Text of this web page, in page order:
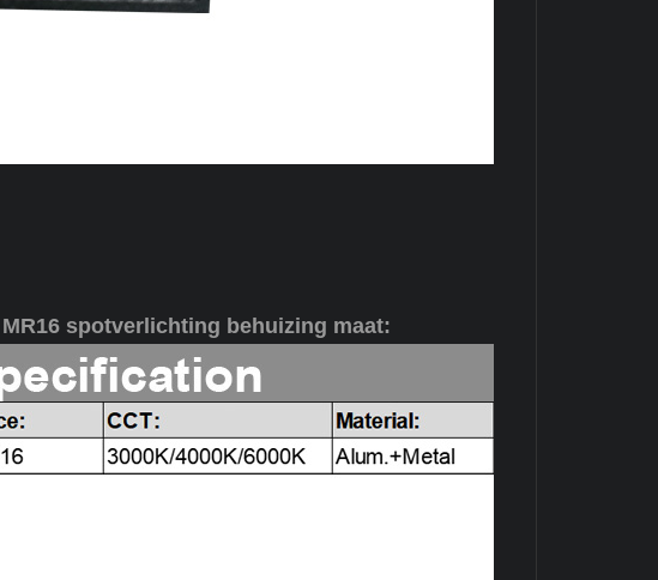
spotverlichting behuizing maat: